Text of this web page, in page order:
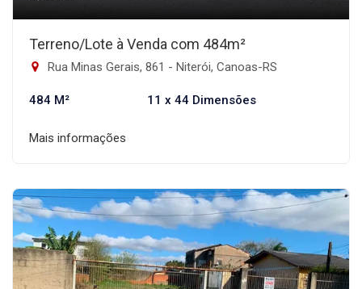
Terreno/Lote à Venda com 484m²
Rua Minas Gerais, 861 - Niterói, Canoas-RS
484 M² 11 x 44 Dimensões
Mais informações